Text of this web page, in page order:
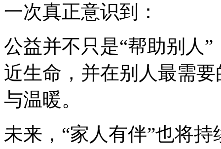
一次真正意识到：
公益并不只是“帮助别人
近生命，并在别人最需
与温暖。
未来，“家人有伴”也将